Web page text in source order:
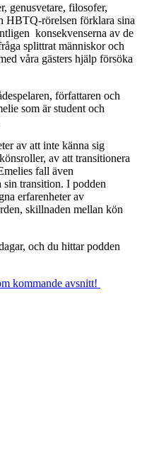
genusvetare, filosofer,
HBTQ-rörelsen förklara sina
konsekvenserna av de
splittrat människor och
våra gästers hjälp försöka
författaren och
som är student och
av att inte känna sig
av att transitionera
fall även
sin transition. I podden
erfarenheter av
skillnaden mellan kön
och du hittar podden
kommande avsnitt!